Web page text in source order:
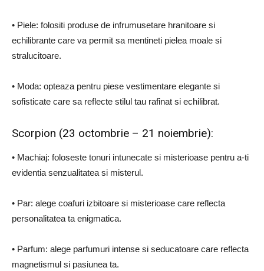
• Piele: folositi produse de infrumusetare hranitoare si
echilibrante care va permit sa mentineti pielea moale si
stralucitoare.
• Moda: opteaza pentru piese vestimentare elegante si
sofisticate care sa reflecte stilul tau rafinat si echilibrat.
Scorpion (23 octombrie – 21 noiembrie):
• Machiaj: foloseste tonuri intunecate si misterioase pentru a-ti
evidentia senzualitatea si misterul.
• Par: alege coafuri izbitoare si misterioase care reflecta
personalitatea ta enigmatica.
• Parfum: alege parfumuri intense si seducatoare care reflecta
magnetismul si pasiunea ta.